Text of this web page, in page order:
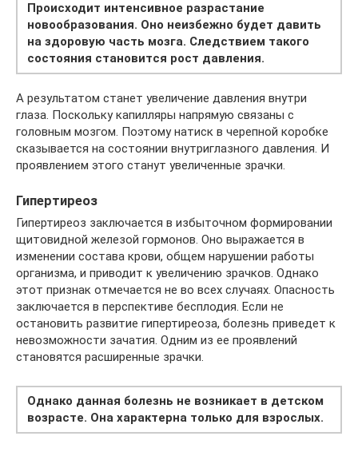
Происходит интенсивное разрастание
новообразования. Оно неизбежно будет давить
на здоровую часть мозга. Следствием такого
состояния становится рост давления.
А результатом станет увеличение давления внутри
глаза. Поскольку капилляры напрямую связаны с
головным мозгом. Поэтому натиск в черепной коробке
сказывается на состоянии внутриглазного давления. И
проявлением этого станут увеличенные зрачки.
Гипертиреоз
Гипертиреоз заключается в избыточном формировании
щитовидной железой гормонов. Оно выражается в
изменении состава крови, общем нарушении работы
организма, и приводит к увеличению зрачков. Однако
этот признак отмечается не во всех случаях. Опасность
заключается в перспективе бесплодия. Если не
остановить развитие гипертиреоза, болезнь приведет к
невозможности зачатия. Одним из ее проявлений
становятся расширенные зрачки.
Однако данная болезнь не возникает в детском
возрасте. Она характерна только для взрослых.